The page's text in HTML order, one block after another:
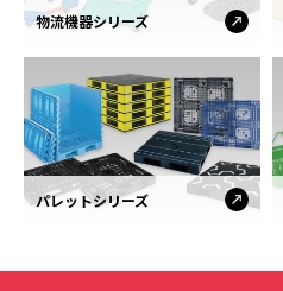
物流機器シリーズ
パレットシリーズ